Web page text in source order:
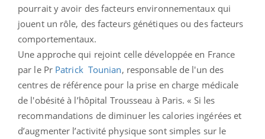
pourrait y avoir des facteurs environnementaux qui
jouent un rôle, des facteurs génétiques ou des facteurs
comportementaux.
Une approche qui rejoint celle développée en France
par le Pr Patrick Tounian, responsable de l'un des
centres de référence pour la prise en charge médicale
de l'obésité à l’hôpital Trousseau à Paris. « Si les
recommandations de diminuer les calories ingérées et
d’augmenter l’activité physique sont simples sur le